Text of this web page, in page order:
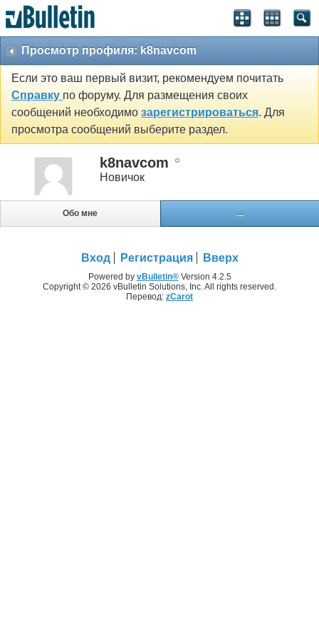
Просмотр профиля: k8navcom
Если это ваш первый визит, рекомендуем почитать
Справку по форуму. Для размещения своих
сообщений необходимо зарегистрироваться. Для
просмотра сообщений выберите раздел.
k8navcom
Новичок
Обо мне ...
Вход Регистрация Вверх
Powered by vBulletin®Version 4.2.5
Copyright © 2026 vBulletin Solutions, Inc. All rights reserved.
Перевод: zCarot